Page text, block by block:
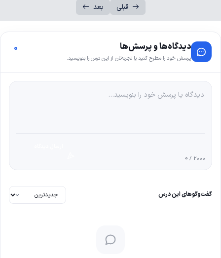
قبلی بعد
دیدگاه‌ها و پرسش‌ها
پرسش خود را مطرح کنید یا تجربه‌تان از این درس را بنویسید.
0
0 / 2000
گفت‌وگوهای این درس